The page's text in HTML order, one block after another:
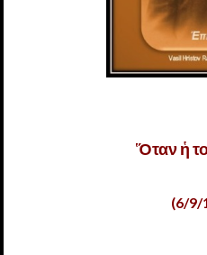
Ὅταν ἡ
(6/9/